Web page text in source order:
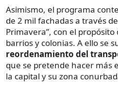
Asimismo, el programa
de 2 mil fachadas a través
Primavera”, con el
barrios y colonias. A ello se
reordenamiento del
que se pretende hacer más
la capital y su zona